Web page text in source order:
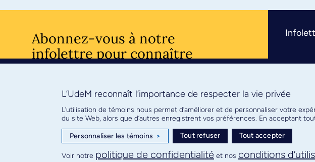
Abonnez-vous à notre
infolettre pour connaître
l’actualité facultaire
S'ABONNER
© Faculté de médecine - Université de Montréal
L’UdeM reconnaît l’importance de respecter la vie privée
L’utilisation de témoins nous permet d’améliorer et de personnaliser votre
du site Web, alors que d’autres enregistrent vos préférences. En acceptant
Personnaliser les témoins > Tout refuser Tout accepter
Voir notre politique de confidentialité et nos conditions